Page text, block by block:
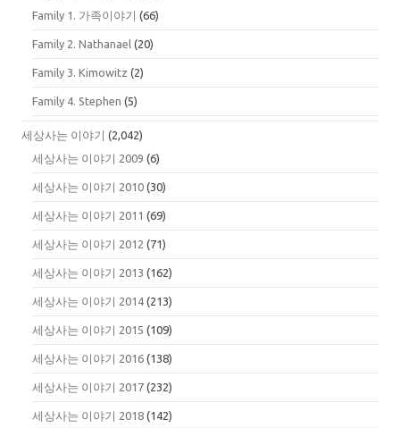
Family 1. 가족이야기 (66)
Family 2. Nathanael (20)
Family 3. Kimowitz (2)
Family 4. Stephen (5)
세상사는 이야기 (2,042)
세상사는 이야기 2009 (6)
세상사는 이야기 2010 (30)
세상사는 이야기 2011 (69)
세상사는 이야기 2012 (71)
세상사는 이야기 2013 (162)
세상사는 이야기 2014 (213)
세상사는 이야기 2015 (109)
세상사는 이야기 2016 (138)
세상사는 이야기 2017 (232)
세상사는 이야기 2018 (142)